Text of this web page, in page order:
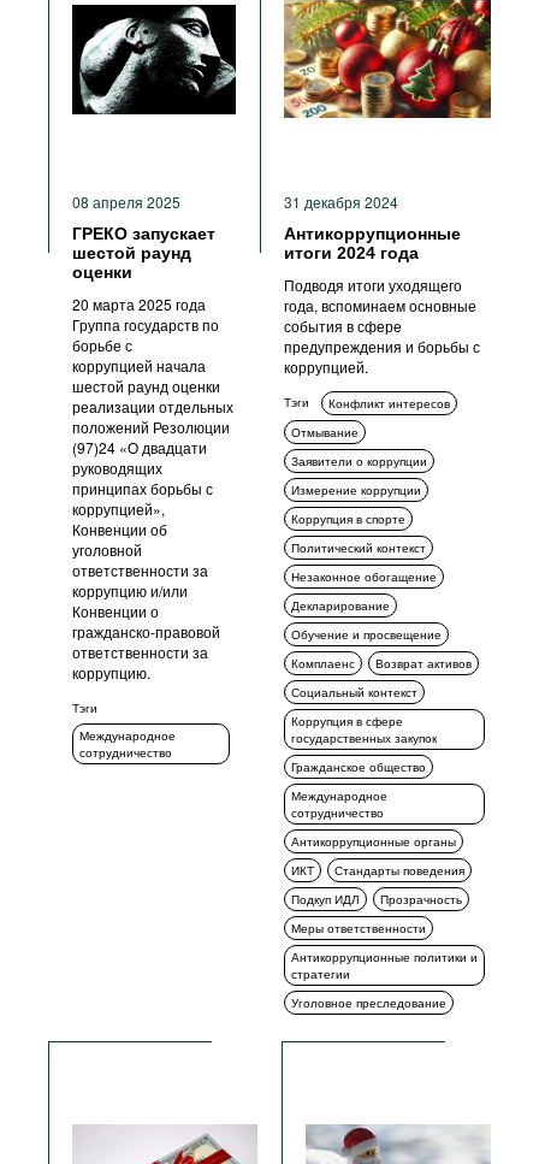
08 апреля 2025
ГРЕКО запускает
шестой раунд
оценки
20 марта 2025 года
Группа государств по
борьбе с
коррупцией начала
шестой раунд оценки
реализации отдельных
положений Резолюции
(97)24 «О двадцати
руководящих
принципах борьбы с
коррупцией»,
Конвенции об
уголовной
ответственности за
коррупцию и/или
Конвенции о
гражданско-правовой
ответственности за
коррупцию.
Тэги
Международное
сотрудничество
31 декабря 2024
Антикоррупционные
итоги 2024 года
Подводя итоги уходящего
года, вспоминаем основные
события в сфере
предупреждения и борьбы с
коррупцией.
Тэги
Конфликт интересов
Отмывание
Заявители о коррупции
Измерение коррупции
Коррупция в спорте
Политический контекст
Незаконное обогащение
Декларирование
Обучение и просвещение
Комплаенс
Возврат активов
Социальный контекст
Коррупция в сфере
государственных закупок
Гражданское общество
Международное
сотрудничество
Антикоррупционные органы
ИКТ
Стандарты поведения
Подкуп ИДЛ
Прозрачность
Меры ответственности
Антикоррупционные политики и
стратегии
Уголовное преследование